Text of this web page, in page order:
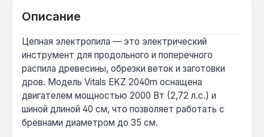
Описание
Цепная электропила — это электрический
инструмент для продольного и поперечного
распила древесины, обрезки веток и заготовки
дров. Модель Vitals EKZ 2040m оснащена
двигателем мощностью 2000 Вт (2,72 л.с.) и
шиной длиной 40 см, что позволяет работать с
брёвнами диаметром до 35 см.